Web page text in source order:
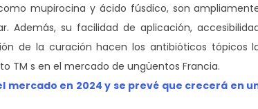
mupirocina y ácido fúsdico, son
su facilidad de aplicación,
de la curación hacen los antibióticos tópicos
TM s en el mercado de ungüentos Francia.
en 2024 y se prevé que crecerá en